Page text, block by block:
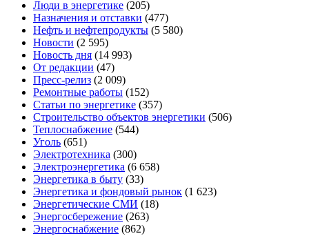
Люди в энергетике (205)
Назначения и отставки (477)
Нефть и нефтепродукты (5 580)
Новости (2 595)
Новость дня (14 993)
От редакции (47)
Пресс-релиз (2 009)
Ремонтные работы (152)
Статьи по энергетике (357)
Строительство объектов энергетики (506)
Теплоснабжение (544)
Уголь (651)
Электротехника (300)
Электроэнергетика (6 658)
Энергетика в быту (33)
Энергетика и фондовый рынок (1 623)
Энергетические СМИ (18)
Энергосбережение (263)
Энергоснабжение (862)